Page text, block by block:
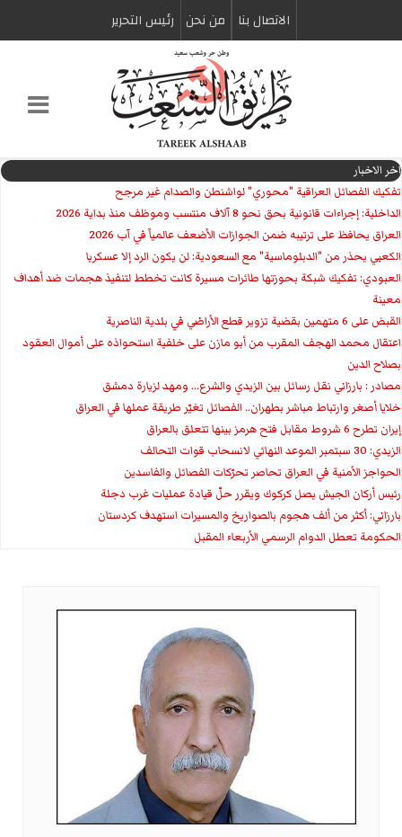
الاتصال بنا من نحن رئیس التحریر
اخر الاخبار
تفكيك الفصائل العراقية "محوري" لواشنطن والصدام غير مرجح
الداخلية: إجراءات قانونية بحق نحو 8 آلاف منتسب وموظف منذ بداية 2026
العراق يحافظ على ترتيبه ضمن الجوازات الأضعف عالمياً في آب 2026
الكعبي يحذر من "الدبلوماسية" مع السعودية: لن يكون الرد إلا عسكريا
العبودي: تفكيك شبكة بحوزتها طائرات مسيرة كانت تخطط لتنفيذ هجمات ضد أهداف
معينة
القبض على 6 متهمين بقضية تزوير قطع الأراضي في بلدية الناصرية
اعتقال محمد الهجف المقرب من أبو مازن على خلفية استحواذه على أموال العقود
بصلاح الدين
مصادر : بارزاني نقل رسائل بين الزيدي والشرع... ومهد لزيارة دمشق
خلايا أصغر وارتباط مباشر بطهران.. الفصائل تغيّر طريقة عملها في العراق
إيران تطرح 6 شروط مقابل فتح هرمز بينها تتعلق بالعراق
الزيدي: 30 سبتمبر الموعد النهائي لانسحاب قوات التحالف
الحواجز الأمنية في العراق تحاصر تحرّكات الفصائل والفاسدين
رئيس أركان الجيش يصل كركوك ويقرر حلّ قيادة عمليات غرب دجلة
بارزاني: أكثر من ألف هجوم بالصواريخ والمسيرات استهدف كردستان
الحكومة تعطل الدوام الرسمي الأربعاء المقبل